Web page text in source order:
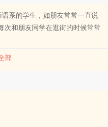
系的学生，如朋友常常一直说
和朋友同学在逛街的时候常常
部